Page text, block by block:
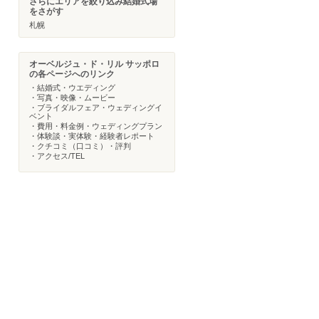
をさがす
札幌
オーベルジュ・ド・リル サッポロ
の各ページへのリンク
・結婚式・ウエディング
・写真・映像・ムービー
・ブライダルフェア・ウェディングイ
ベント
・費用・料金例・ウェディングプラン
・体験談・実体験・経験者レポート
・クチコミ（口コミ）・評判
・アクセス/TEL